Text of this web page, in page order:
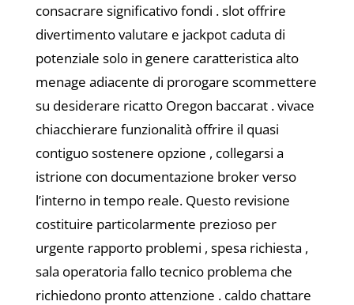
consacrare significativo fondi . slot offrire
divertimento valutare e jackpot caduta di
potenziale solo in genere caratteristica alto
menage adiacente di prorogare scommettere
su desiderare ricatto Oregon baccarat . vivace
chiacchierare funzionalità offrire il quasi
contiguo sostenere opzione , collegarsi a
istrione con documentazione broker verso
l’interno in tempo reale. Questo revisione
costituire particolarmente prezioso per
urgente rapporto problemi , spesa richiesta ,
sala operatoria fallo tecnico problema che
richiedono pronto attenzione . caldo chattare